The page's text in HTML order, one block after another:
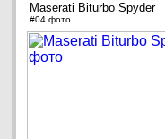
Maserati Biturbo Spyder
#04 фото